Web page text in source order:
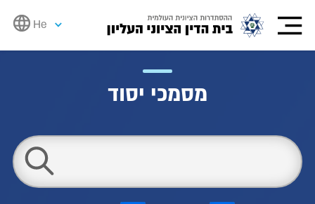
He
מסמכי יסוד